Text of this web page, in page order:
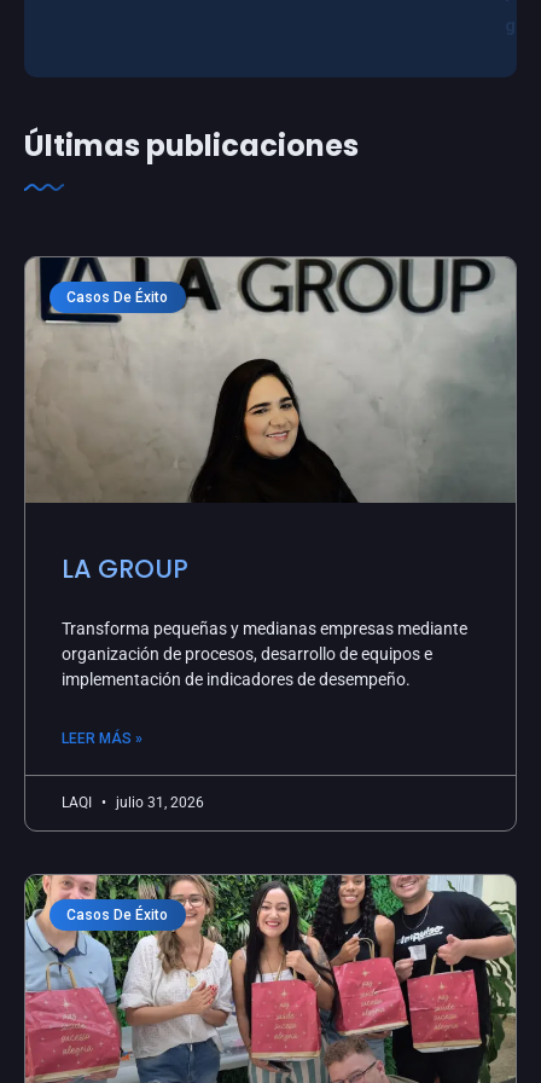
Últimas publicaciones
Casos De Éxito
LA GROUP
Transforma pequeñas y medianas empresas mediante
organización de procesos, desarrollo de equipos e
implementación de indicadores de desempeño.
LEER MÁS »
LAQI julio 31, 2026
Casos De Éxito